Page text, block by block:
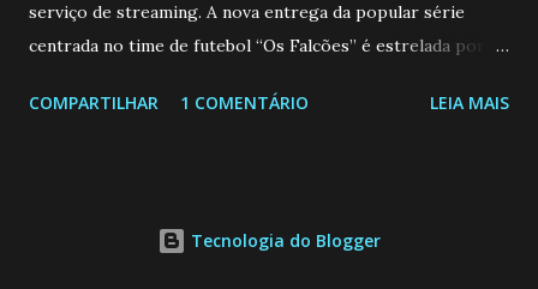
serviço de streaming. A nova entrega da popular série
centrada no time de futebol “Os Falcões” é estrelada por
Brum (Dedé), que voltam a interpretar seus personagens
atleta Sergio “Kun” Agüero, além de outras figuras de
COMPARTILHAR 1 COMENTÁRIO LEIA MAIS
Tecnologia do Blogger